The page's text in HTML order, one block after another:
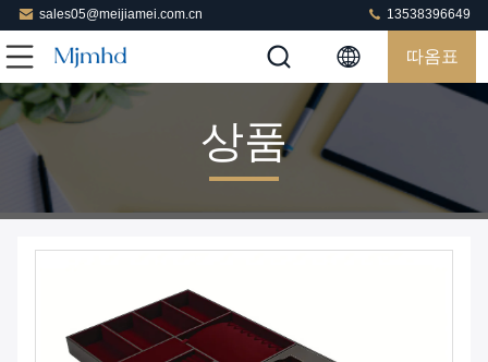
sales05@meijiamei.com.cn 13538396649
따옴표
상품